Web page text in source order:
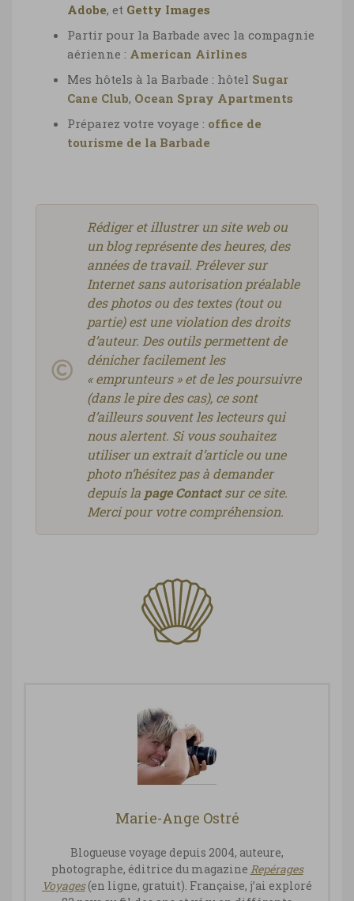
Adobe, et Getty Images
Partir pour la Barbade avec la compagnie
aérienne : American Airlines
Mes hôtels à la Barbade : hôtel Sugar
Cane Club, Ocean Spray Apartments
Préparez votre voyage : office de
tourisme de la Barbade
Rédiger et illustrer un site web ou
un blog représente des heures, des
années de travail. Prélever sur
Internet sans autorisation préalable
des photos ou des textes (tout ou
partie) est une violation des droits
d’auteur. Des outils permettent de
dénicher facilement les
« emprunteurs » et de les poursuivre
(dans le pire des cas), ce sont
d’ailleurs souvent les lecteurs qui
nous alertent. Si vous souhaitez
utiliser un extrait d’article ou une
photo n’hésitez pas à demander
depuis la page Contactsur ce site.
Merci pour votre compréhension.
Marie-Ange Ostré
Blogueuse voyage depuis 2004, auteure,
photographe, éditrice du magazine Repérages
Voyages(en ligne, gratuit). Française, j’ai exploré